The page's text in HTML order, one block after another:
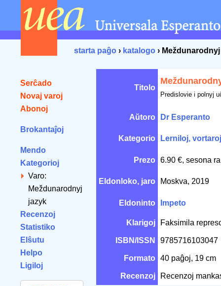
starta paĝo › katalogo ›
Serĉado
Novaj varoj
Abonoj
Brokantaĵoj
Mendo
Kategorioj
Varo:
Meždunarodnyj
jazyk
Recenzoj
Statistiko
Elŝutu
Helpo
Ligiloj
Titolo
Predislovie i polnyj
Aŭtoro Dr Esperanto
Kategorio Lerniloj, vortaroj
Prezo 6.90 €, sesona
Eldonloko, jaro Moskva, 2019
Eldoninto Impeto
Klarigoj Faksimila
ISBN/ISSN 9785716103047
Formato 40 paĝoj, 19 cm
Recenzoj Recenzoj